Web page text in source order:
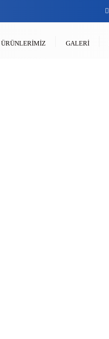
ÜRÜNLERIMIZ GALERI